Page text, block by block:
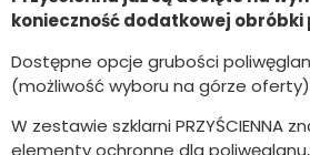
konieczność dodatkowej
Dostępne opcje grubości
(możliwość wyboru na górze
W zestawie szklarni PRZYŚCIENNA
elementy ochronne dla